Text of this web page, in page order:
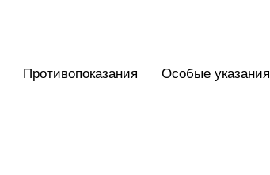
Противопоказания Особые указания